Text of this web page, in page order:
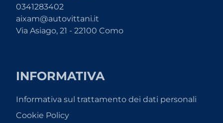
0341283402
aixam@autovittani.it
Via Asiago, 21 - 22100 Como
INFORMATIVA
Informativa sul trattamento dei dati personali
Cookie Policy